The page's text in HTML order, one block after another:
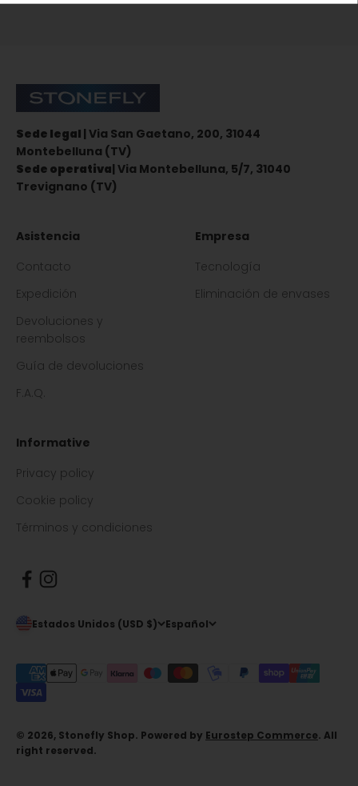
Stonefly Shop
Sede legal | Via San Gaetano, 200, 31044
Montebelluna (TV)
Sede operativa| Via Montebelluna, 5/7, 31040
Trevignano (TV)
Asistencia
Contacto
Expedición
Devoluciones y
reembolsos
Guía de devoluciones
F.A.Q.
Empresa
Tecnología
Eliminación de envases
Informative
Privacy policy
Cookie policy
Términos y condiciones
Estados Unidos (USD $) Español
© 2026, Stonefly Shop. Powered by Eurostep Commerce. All
right reserved.